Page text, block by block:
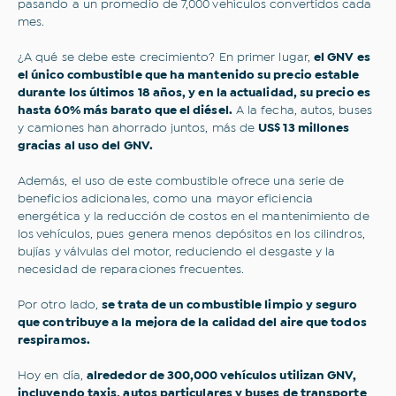
pasando a un promedio de 7,000 vehículos convertidos cada
mes.
¿A qué se debe este crecimiento? En primer lugar, el GNV es
el único combustible que ha mantenido su precio estable
durante los últimos 18 años, y en la actualidad, su precio es
hasta 60% más barato que el diésel.A la fecha, autos, buses
y camiones han ahorrado juntos, más deUS$ 13 millones
gracias al uso del GNV.
Además, el uso de este combustible ofrece una serie de
beneficios adicionales, como una mayor eficiencia
energética y la reducción de costos en el mantenimiento de
los vehículos, pues genera menos depósitos en los cilindros,
bujías y válvulas del motor, reduciendo el desgaste y la
necesidad de reparaciones frecuentes.
Por otro lado,se trata de un combustible limpio y seguro
que contribuye a la mejora de la calidad del aire que todos
respiramos.
Hoy en día, alrededor de 300,000 vehículos utilizan GNV,
incluyendo taxis, autos particulares y buses de transporte